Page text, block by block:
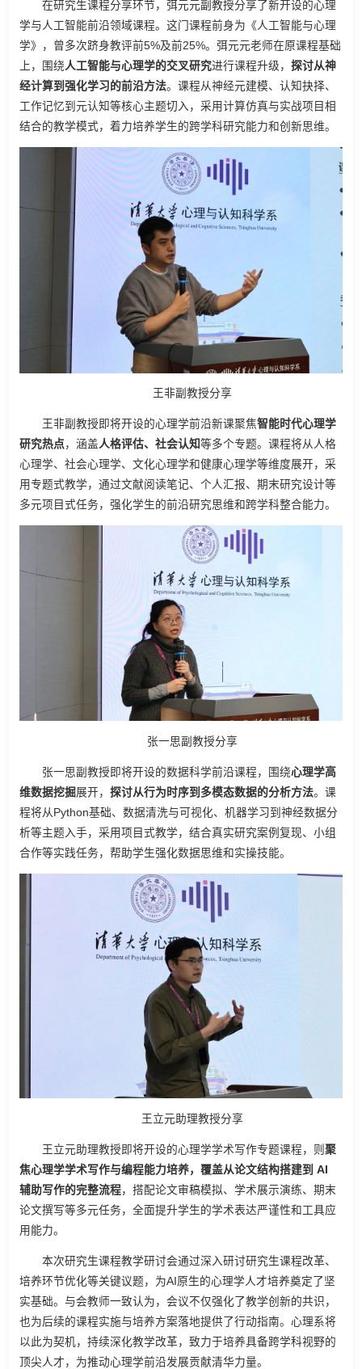
在研究生课程分享环节，弭元元副教授分享了新开设的心理
学与人工智能前沿领域课程。这门课程前身为《人工智能与心理
学》，曾多次跻身教评前5%及前25%。弭元元老师在原课程基础
上，围绕 人工智能与心理学的交叉研究进行课程升级，探讨从神
经计算到强化学习的前沿方法。课程从神经元建模、认知抉择、
工作记忆到元认知等核心主题切入，采用计算仿真与实战项目相
结合的教学模式，着力培养学生的跨学科研究能力和创新思维。
王非副教授分享
王非副教授即将开设的心理学前沿新课聚焦智能时代心理学
研究热点 ，涵盖人格评估、社会认知等多个专题。课程将从人格
心理学、社会心理学、文化心理学和健康心理学等维度展开，采
用专题式教学，通过文献阅读笔记、个人汇报、期末研究设计等
多元项目式任务，强化学生的前沿研究思维和跨学科整合能力。
张一思副教授分享
张一思副教授即将开设的数据科学前沿课程，围绕心理学高
维数据挖掘展开，探讨从行为时序到多模态数据的分析方法。课
程将从Python基础、数据清洗与可视化、机器学习到神经数据分
析等主题入手，采用项目式教学，结合真实研究案例复现、小组
合作等实践任务，帮助学生强化数据思维和实操技能。
王立元助理教授分享
王立元助理教授即将开设的心理学学术写作专题课程，则 聚
焦心理学学术写作与编程能力培养，覆盖从论文结构搭建到 AI
辅助写作的完整流程，搭配论文审稿模拟、学术展示演练、期末
论文撰写等多元任务，全面提升学生的学术表达严谨性和工具应
用能力。
本次研究生课程教学研讨会通过深入研讨研究生课程改革、
培养环节优化等关键议题，为AI原生的心理学人才培养奠定了坚
实基础。与会教师一致认为，会议不仅强化了教学创新的共识，
也为后续的课程实施与培养方案落地提供了行动指南。心理系将
以此为契机，持续深化教学改革，致力于培养具备跨学科视野的
顶尖人才，为推动心理学前沿发展贡献清华力量。